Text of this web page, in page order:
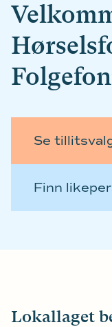
Se
Finn
Lokallaget